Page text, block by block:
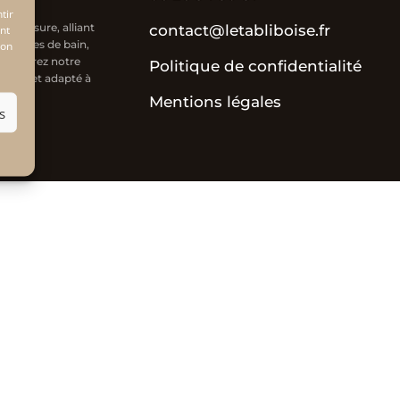
mesure, alliant
salles de bain,
notre
et adapté à
contact@letabliboise.fr
Politique de confidentialité
Mentions légales